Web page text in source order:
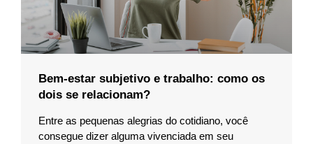
Bem-estar subjetivo e trabalho: como os
dois se relacionam?
Entre as pequenas alegrias do cotidiano, você
consegue dizer alguma vivenciada em seu